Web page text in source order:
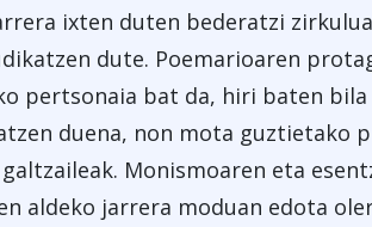
ixten duten bederatzi
dute. Poemarioaren
pertsonaia bat da, hiri baten
duena, non mota guztietako
Monismoaren eta
aldeko jarrera moduan edota